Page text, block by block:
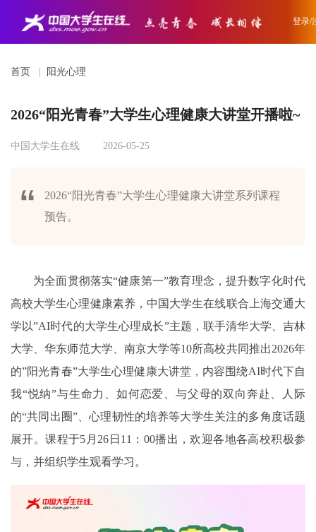
登录/
首页 阳光心理
2026“阳光青春”大学生心理健康大讲堂开播啦~
中国大学生在线 2026-05-25
2026“阳光青春”大学生心理健康大讲堂系列课程
预告。
为全面贯彻落实“健康第一”教育理念，提升数字化时代
高校大学生心理健康素养，中国大学生在线联合上海交通大
学以”AI时代的大学生心理成长”主题，联手清华大学、吉林
大学、华东师范大学、南京大学等10所高校共同推出2026年
的”阳光青春”大学生心理健康大讲堂，内容围绕AI时代下自
我“悦纳”与生命力、如何恋爱、与父母的双向奔赴、人际
的“共同出圈”、心理韧性的培养等大学生关注的多角度话题
展开。课程于5月26日11：00播出，欢迎各地各高校积极参
与，并组织学生观看学习。